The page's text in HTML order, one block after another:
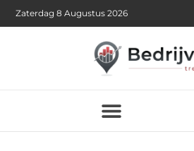
Zaterdag 8 Augustus 2026